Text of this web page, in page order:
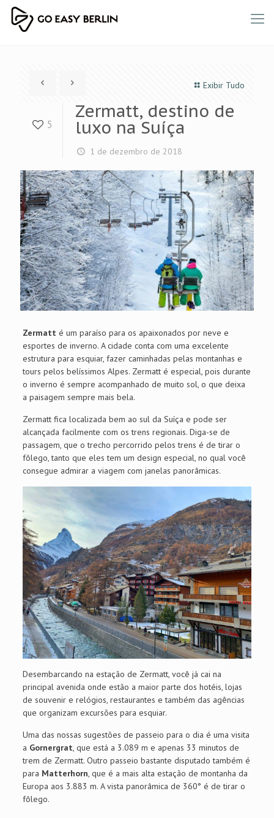
Exibir Tudo
5
Zermatt, destino de
luxo na Suíça
1 de dezembro de 2018
Zermatt é um paraíso para os apaixonados por neve e
esportes de inverno. A cidade conta com uma excelente
estrutura para esquiar, fazer caminhadas pelas montanhas e
tours pelos belíssimos Alpes. Zermatt é especial, pois durante
o inverno é sempre acompanhado de muito sol, o que deixa
a paisagem sempre mais bela.
Zermatt fica localizada bem ao sul da Suíça e pode ser
alcançada facilmente com os trens regionais. Diga-se de
passagem, que o trecho percorrido pelos trens é de tirar o
fôlego, tanto que eles tem um design especial, no qual você
consegue admirar a viagem com janelas panorâmicas.
Desembarcando na estação de Zermatt, você já cai na
principal avenida onde estão a maior parte dos hotéis, lojas
de souvenir e relógios, restaurantes e também das agências
que organizam excursões para esquiar.
Uma das nossas sugestões de passeio para o dia é uma visita
a Gornergrat, que está a 3.089 m e apenas 33 minutos de
trem de Zermatt. Outro passeio bastante disputado também é
para Matterhorn, que é a mais alta estação de montanha da
Europa aos 3.883 m. A vista panorâmica de 360° é de tirar o
fôlego.